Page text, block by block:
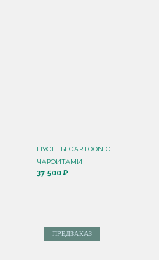
ПУСЕТЫ CARTOON С
ЧАРОИТАМИ
37 500 ₽
ПРЕДЗАКАЗ